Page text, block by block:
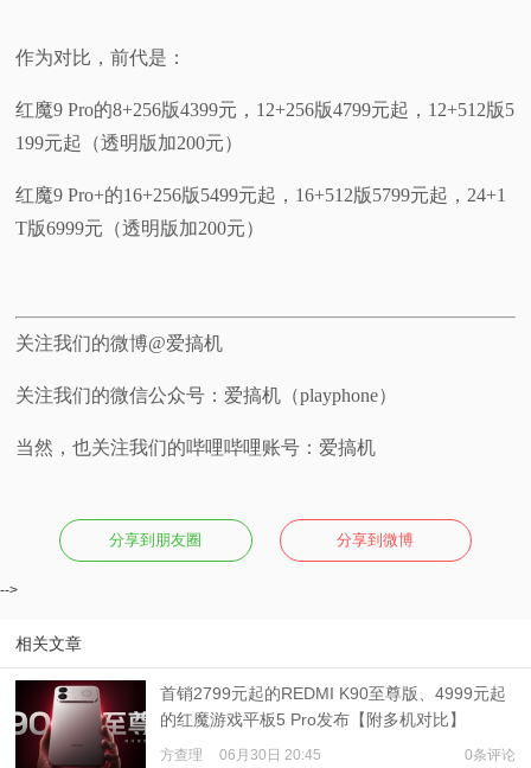
作为对比，前代是：
红魔9 Pro的8+256版4399元，12+256版4799元起，12+512版5
199元起（透明版加200元）
红魔9 Pro+的16+256版5499元起，16+512版5799元起，24+1
T版6999元（透明版加200元）
关注我们的微博@爱搞机
关注我们的微信公众号：爱搞机（playphone）
当然，也关注我们的哔哩哔哩账号：爱搞机
分享到朋友圈 分享到微博
-->
相关文章
首销2799元起的REDMI K90至尊版、4999元起
的红魔游戏平板5 Pro发布【附多机对比】
方查理 06月30日 20:45 0条评论